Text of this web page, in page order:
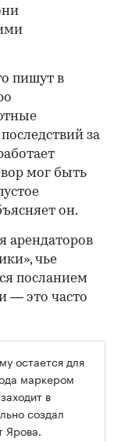
пишут в
за
мог быть
он.
арендаторов
чье
посланием
— это часто
остается для
маркером
в
создал
Ярова.